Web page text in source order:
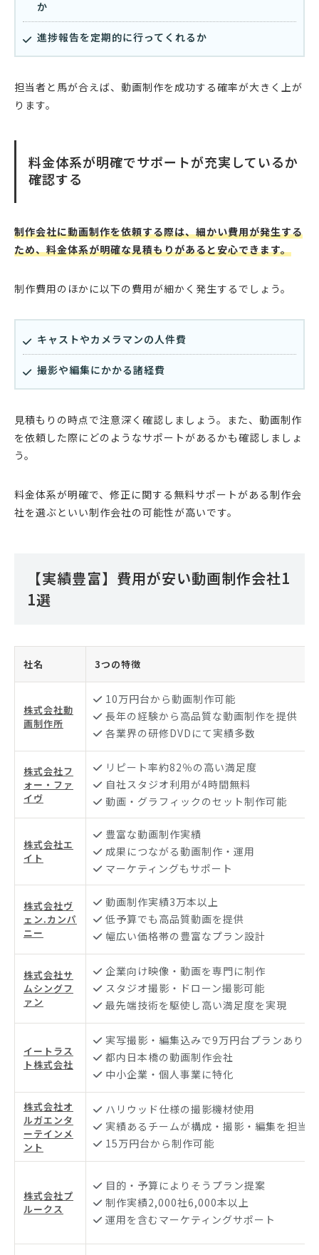
か
進捗報告を定期的に行ってくれるか
担当者と馬が合えば、動画制作を成功する確率が大きく上が
ります。
料金体系が明確でサポートが充実しているか
確認する
制作会社に動画制作を依頼する際は、細かい費用が発生する
ため、料金体系が明確な見積もりがあると安心できます。
制作費用のほかに以下の費用が細かく発生するでしょう。
キャストやカメラマンの人件費
撮影や編集にかかる諸経費
見積もりの時点で注意深く確認しましょう。また、動画制作
を依頼した際にどのようなサポートがあるかも確認しましょ
う。
料金体系が明確で、修正に関する無料サポートがある制作会
社を選ぶといい制作会社の可能性が高いです。
【実績豊富】費用が安い動画制作会社1
1選
社名 3つの特徴
株式会社動
画制作所
10万円台から動画制作可能
長年の経験から高品質な動画制作を提供
各業界の研修DVDにて実績多数
株式会社フ
ォー・ファ
イヴ
リピート率約82％の高い満足度
自社スタジオ利用が4時間無料
動画・グラフィックのセット制作可能
株式会社エ
イト
豊富な動画制作実績
成果につながる動画制作・運用
マーケティングもサポート
株式会社ヴ
ェン.カンパ
ニー
動画制作実績3万本以上
低予算でも高品質動画を提供
幅広い価格帯の豊富なプラン設計
株式会社サ
ムシングフ
ァン
企業向け映像・動画を専門に制作
スタジオ撮影・ドローン撮影可能
最先端技術を駆使し高い満足度を実現
イートラス
ト株式会社
実写撮影・編集込みで9万円台プランあり
都内日本橋の動画制作会社
中小企業・個人事業に特化
株式会社オ
ルガエンタ
ーテインメ
ント
ハリウッド仕様の撮影機材使用
実績あるチームが構成・撮影・編集を担当
15万円台から制作可能
株式会社プ
ルークス
目的・予算によりそうプラン提案
制作実績2,000社6,000本以上
運用を含むマーケティングサポート